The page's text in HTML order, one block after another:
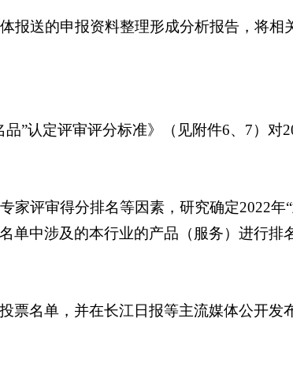
报送的申报资料整理形成分析报告，将
”认定评审评分标准》（见附件6、7）对
家评审得分排名等因素，研究确定2022
单中涉及的本行业的产品（服务）进行排
票名单，并在长江日报等主流媒体公开发